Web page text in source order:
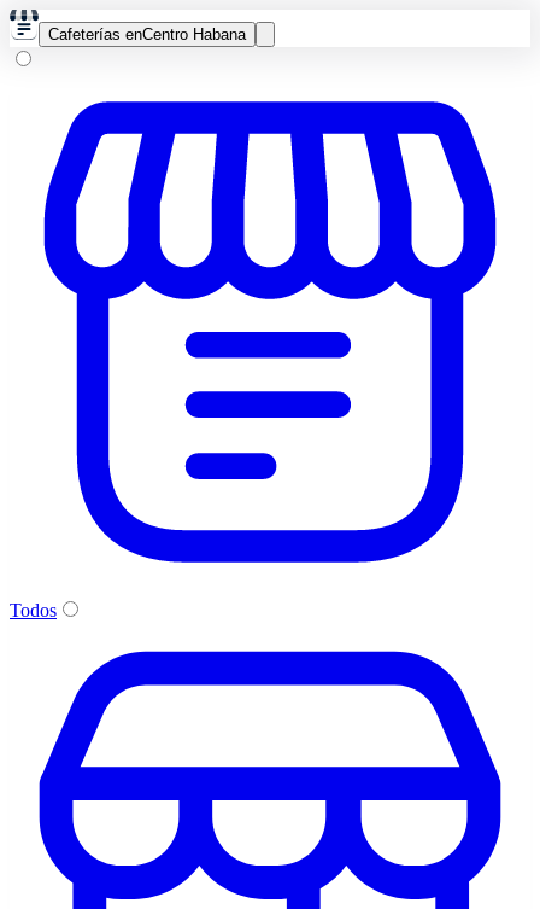
Cafeterías enCentro Habana
Todos